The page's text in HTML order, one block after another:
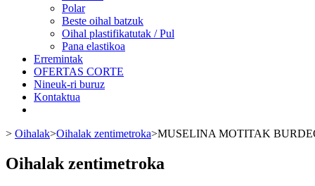
Polar
Beste oihal batzuk
Oihal plastifikatutak / Pul
Pana elastikoa
Erremintak
OFERTAS CORTE
Nineuk-ri buruz
Kontaktua
> Oihalak>Oihalak zentimetroka>MUSELINA MOTITAK
Oihalak zentimetroka